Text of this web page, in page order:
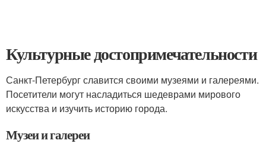
Культурные достопримечательности
Санкт-Петербург славится своими музеями и галереями.
Посетители могут насладиться шедеврами мирового
искусства и изучить историю города.
Музеи и галереи